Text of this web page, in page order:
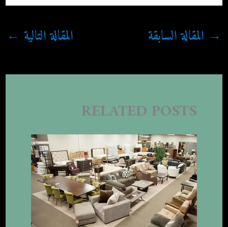
→ المقالة السابقة المقالة التالية ←
RELATED POSTS